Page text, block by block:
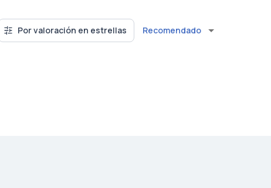
Por valoración en estrellas Recomendado